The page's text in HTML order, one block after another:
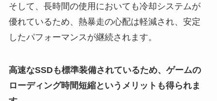
そして、長時間の使用においても冷却システムが
優れているため、熱暴走の心配は軽減され、安定
したパフォーマンスが継続されます。
高速なSSDも標準装備されているため、ゲームの
ローディング時間短縮というメリットも得られま